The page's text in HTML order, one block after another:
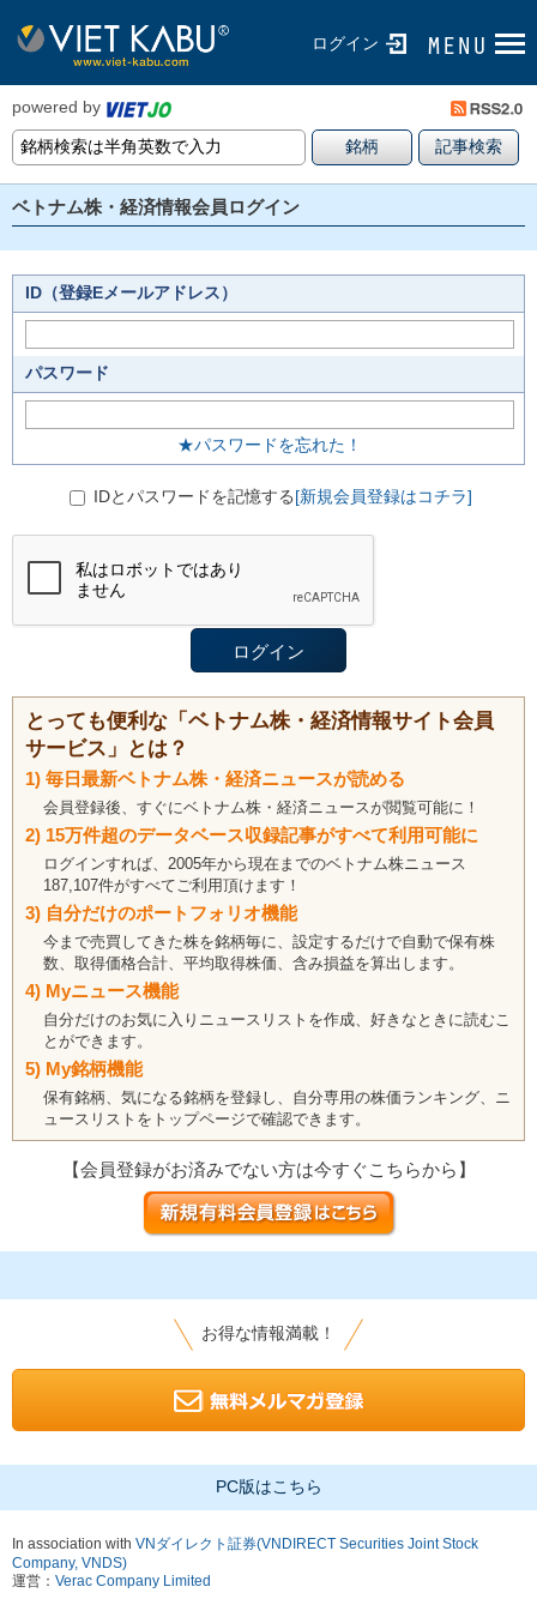
ログイン
powered by
ベトナム株・経済情報会員ログイン
ID（登録Eメールアドレス）
パスワード
★パスワードを忘れた！
IDとパスワードを記憶する[新規会員登録はコチラ]
とっても便利な「ベトナム株・経済情報サイト会員
サービス」とは？
1) 毎日最新ベトナム株・経済ニュースが読める
会員登録後、すぐにベトナム株・経済ニュースが閲覧可能に！
2) 15万件超のデータベース収録記事がすべて利用可能に
ログインすれば、2005年から現在までのベトナム株ニュース
187,107件がすべてご利用頂けます！
3) 自分だけのポートフォリオ機能
今まで売買してきた株を銘柄毎に、設定するだけで自動で保有株
数、取得価格合計、平均取得株価、含み損益を算出します。
4) Myニュース機能
自分だけのお気に入りニュースリストを作成、好きなときに読むこ
とができます。
5) My銘柄機能
保有銘柄、気になる銘柄を登録し、自分専用の株価ランキング、ニ
ュースリストをトップページで確認できます。
【会員登録がお済みでない方は今すぐこちらから】
お得な情報満載！
PC版はこちら
In association with VNダイレクト証券(VNDIRECT Securities Joint Stock
Company, VNDS)
運営： Verac Company Limited